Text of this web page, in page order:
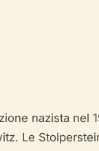
nazista nel
Le